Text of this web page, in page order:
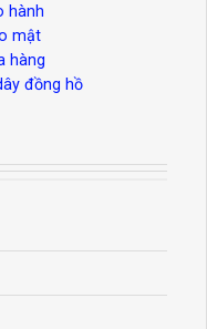
hành
mật
hàng
đồng hồ